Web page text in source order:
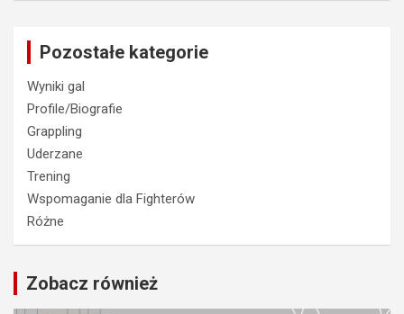
Pozostałe kategorie
Wyniki gal
Profile/Biografie
Grappling
Uderzane
Trening
Wspomaganie dla Fighterów
Różne
Zobacz również